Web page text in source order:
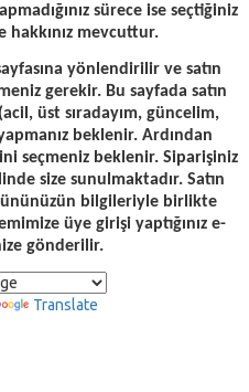
sürece ise seçtiğiniz
mevcuttur.
yönlendirilir ve satın
gerekir. Bu sayfada satın
üst sıradayım, güncelim,
beklenir. Ardından
seçmeniz beklenir. Siparişiniz
size sunulmaktadır. Satın
bilgileriyle birlikte
üye girişi yaptığınız e-
gönderilir.
Translate